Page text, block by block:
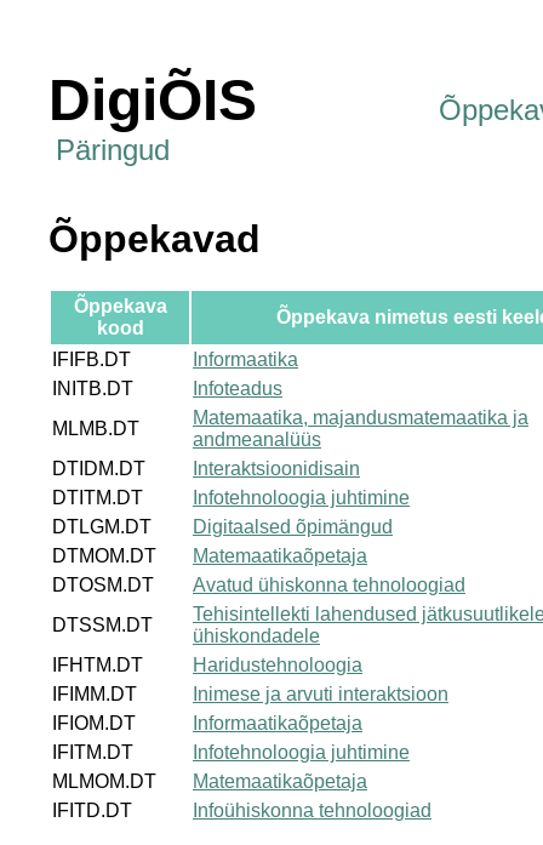
DigiÕIS
Päringud
Õppekavad
Õppekava
kood
Õppekava nimetus eesti
IFIFB.DT
Informaatika
INITB.DT
Infoteadus
MLMB.DT
Matemaatika, majandusmatemaatika ja
andmeanalüüs
DTIDM.DT
Interaktsioonidisain
DTITM.DT
Infotehnoloogia juhtimine
DTLGM.DT
Digitaalsed õpimängud
DTMOM.DT
Matemaatikaõpetaja
DTOSM.DT
Avatud ühiskonna tehnoloogiad
DTSSM.DT
Tehisintellekti lahendused
ühiskondadele
IFHTM.DT
Haridustehnoloogia
IFIMM.DT
Inimese ja arvuti interaktsioon
IFIOM.DT
Informaatikaõpetaja
IFITM.DT
Infotehnoloogia juhtimine
MLMOM.DT
Matemaatikaõpetaja
IFITD.DT
Infoühiskonna tehnoloogiad